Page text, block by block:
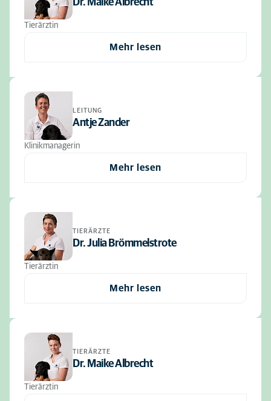
Tierärztin
Mehr lesen
LEITUNG
Antje Zander
Klinikmanagerin
Mehr lesen
TIERÄRZTE
Dr. Julia Brömmelstrote
Tierärztin
Mehr lesen
TIERÄRZTE
Dr. Maike Albrecht
Tierärztin